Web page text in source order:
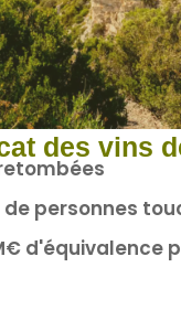
des vins
de personnes
d'équivalence